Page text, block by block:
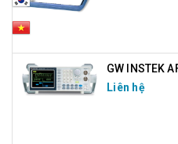
GW INSTEK
Liên hệ